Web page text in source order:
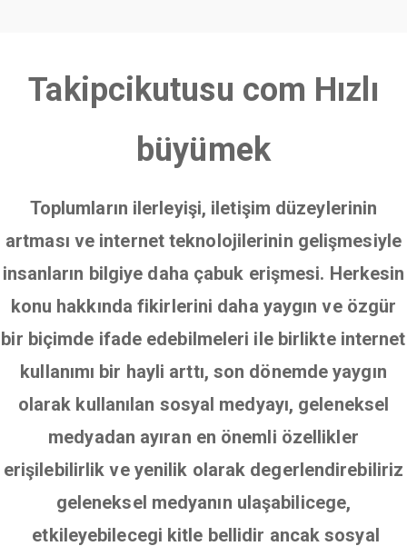
Takipcikutusu com Hızlı
büyümek
Toplumların ilerleyişi, iletişim düzeylerinin
artması ve internet teknolojilerinin gelişmesiyle
insanların bilgiye daha çabuk erişmesi. Herkesin
konu hakkında fikirlerini daha yaygın ve özgür
bir biçimde ifade edebilmeleri ile birlikte internet
kullanımı bir hayli arttı, son dönemde yaygın
olarak kullanılan sosyal medyayı, geleneksel
medyadan ayıran en önemli özellikler
erişilebilirlik ve yenilik olarak degerlendirebiliriz
geleneksel medyanın ulaşabilicege,
etkileyebilecegi kitle bellidir ancak sosyal